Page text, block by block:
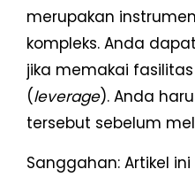
merupakan
kompleks. Anda
jika memakai
(leverage). Anda
tersebut sebelum
Sanggahan: Artikel